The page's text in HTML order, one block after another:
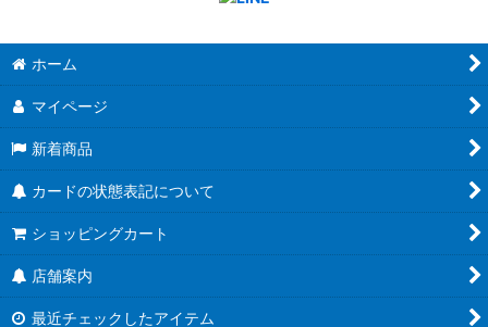
ホーム
マイページ
新着商品
カードの状態表記について
ショッピングカート
店舗案内
最近チェックしたアイテム